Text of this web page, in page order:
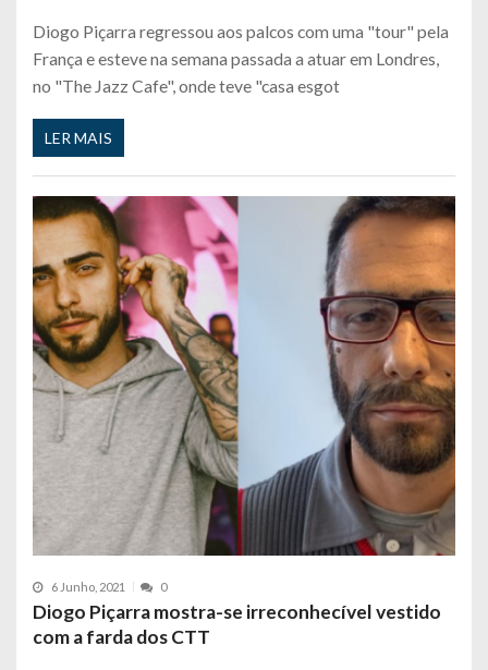
Diogo Piçarra regressou aos palcos com uma "tour" pela
França e esteve na semana passada a atuar em Londres,
no "The Jazz Cafe", onde teve "casa esgot
LER MAIS
6 Junho, 2021 0
Diogo Piçarra mostra-se irreconhecível vestido
com a farda dos CTT